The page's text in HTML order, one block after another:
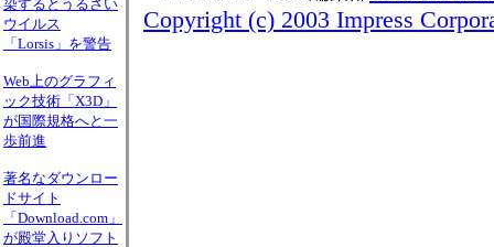
染するとうるさい
ウイルス
「Lorsis」を警告
Web上のグラフィ
ック技術「X3D」
が国際規格へと一
歩前進
著名なダウンロー
ドサイト
「Download.com」
が殿堂入りソフト
Copyright (c) 2003 Impress